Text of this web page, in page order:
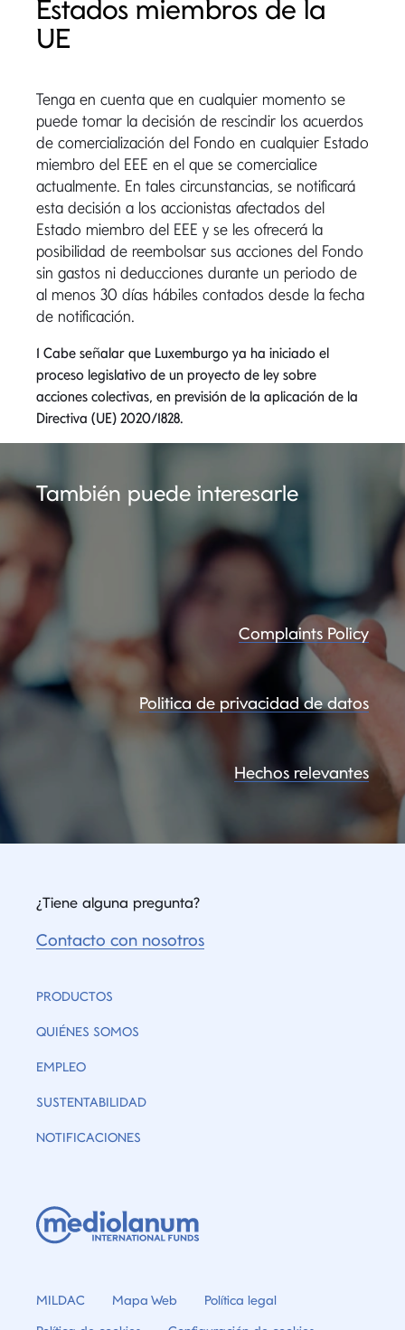
Estados miembros de la
UE
Tenga en cuenta que en cualquier momento se
puede tomar la decisión de rescindir los acuerdos
de comercialización del Fondo en cualquier Estado
miembro del EEE en el que se comercialice
actualmente. En tales circunstancias, se notificará
esta decisión a los accionistas afectados del
Estado miembro del EEE y se les ofrecerá la
posibilidad de reembolsar sus acciones del Fondo
sin gastos ni deducciones durante un periodo de
al menos 30 días hábiles contados desde la fecha
de notificación.
1 Cabe señalar que Luxemburgo ya ha iniciado el
proceso legislativo de un proyecto de ley sobre
acciones colectivas, en previsión de la aplicación de la
Directiva (UE) 2020/1828.
También puede interesarle
Complaints Policy
Politica de privacidad de datos
Hechos relevantes
¿Tiene alguna pregunta?
Contacto con nosotros
PRODUCTOS
QUIÉNES SOMOS
EMPLEO
SUSTENTABILIDAD
NOTIFICACIONES
MILDAC Mapa Web Política legal